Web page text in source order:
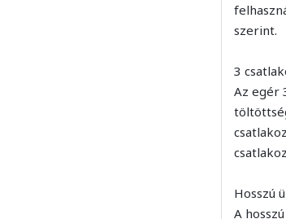
szerint.
3
Az egér
Hosszú
A